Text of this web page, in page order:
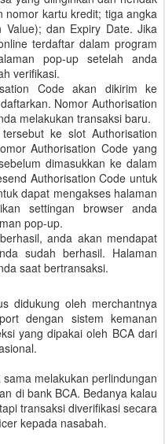
nomor kartu kredit; tiga angka
dan Expiry Date. Jika
terdaftar dalam program
pop-up setelah anda
verifikasi.
Code akan dikirim ke
Nomor Authorisation
melakukan transaksi baru.
ke slot Authorisation
Authorisation Code yang
dimasukkan ke dalam
Authorisation Code untuk
dapat mengakses halaman
settingan browser anda
pop-up.
anda akan mendapat
sudah berhasil. Halaman
saat bertransaksi.
didukung oleh merchantnya
dengan sistem kemanan
yang dipakai oleh BCA dari
melakukan perlindungan
di bank BCA. Bedanya kalau
transaksi diverifikasi secara
kepada nasabah.